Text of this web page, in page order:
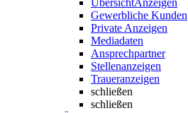
ÜbersichtAnzeigen
Gewerbliche Kunden
Private Anzeigen
Mediadaten
Ansprechpartner
Stellenanzeigen
Traueranzeigen
schließen
schließen